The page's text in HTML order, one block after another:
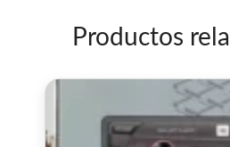
Productos